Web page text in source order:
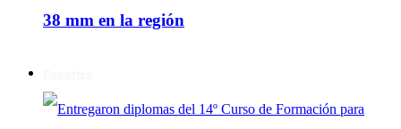
38 mm en la región